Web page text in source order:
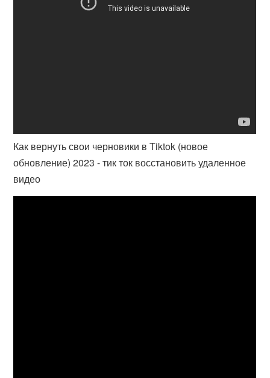
Как вернуть свои черновики в Tiktok (новое
обновление) 2023 - тик ток восстановить удаленное
видео